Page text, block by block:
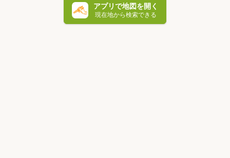
アプリで地図を開く
現在地から検索できる